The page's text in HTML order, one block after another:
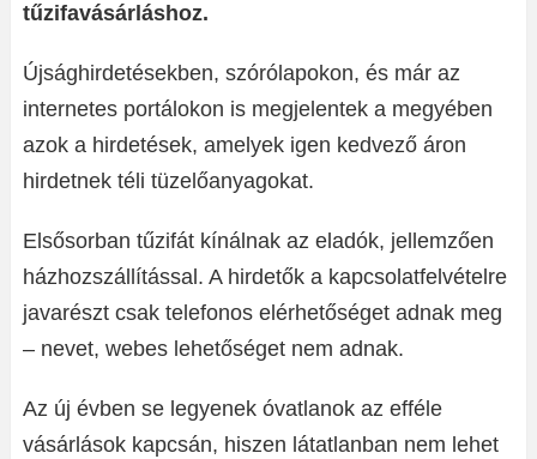
tűzifavásárláshoz.
Újsághirdetésekben, szórólapokon, és már az
internetes portálokon is megjelentek a megyében
azok a hirdetések, amelyek igen kedvező áron
hirdetnek téli tüzelőanyagokat.
Elsősorban tűzifát kínálnak az eladók, jellemzően
házhozszállítással. A hirdetők a kapcsolatfelvételre
javarészt csak telefonos elérhetőséget adnak meg
– nevet, webes lehetőséget nem adnak.
Az új évben se legyenek óvatlanok az efféle
vásárlások kapcsán, hiszen látatlanban nem lehet